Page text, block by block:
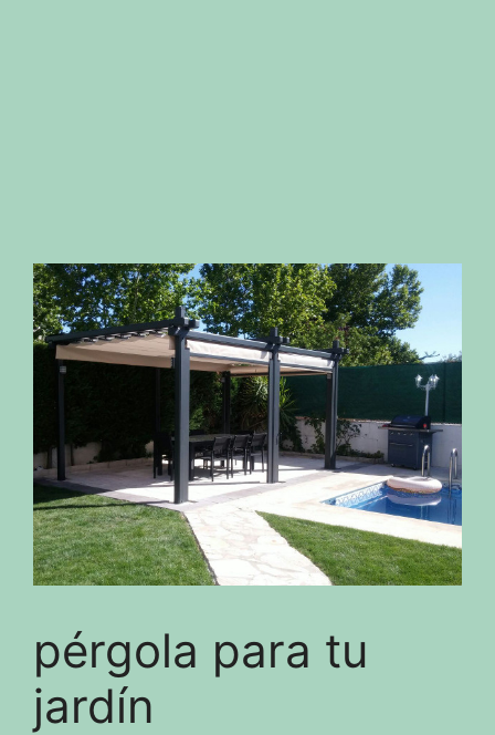
pérgola para tu
jardín